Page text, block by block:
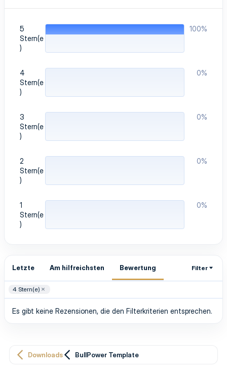
0
S
t
n
e
5
Stern(e
)
100%
4
Stern(e
)
0%
3
Stern(e
)
0%
2
Stern(e
)
0%
1
Stern(e
)
0%
Letzte Am hilfreichsten Bewertung Filter
4 Stern(e)
Es gibt keine Rezensionen, die den Filterkriterien entsprechen.
Downloads BullPower Template